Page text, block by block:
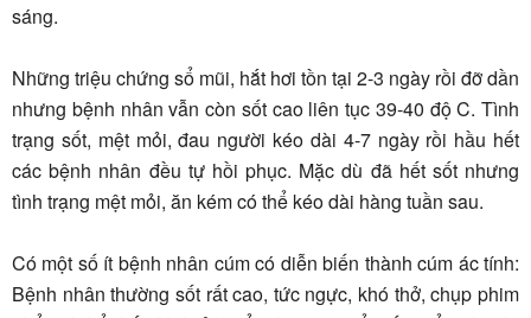
sáng.
Những triệu chứng sổ mũi, hắt hơi tồn tại 2-3 ngày rồi đỡ dần
nhưng bệnh nhân vẫn còn sốt cao liên tục 39-40 độ C. Tình
trạng sốt, mệt mỏi, đau người kéo dài 4-7 ngày rồi hầu hết
các bệnh nhân đều tự hồi phục. Mặc dù đã hết sốt nhưng
tình trạng mệt mỏi, ăn kém có thể kéo dài hàng tuần sau.
Có một số ít bệnh nhân cúm có diễn biến thành cúm ác tính:
Bệnh nhân thường sốt rất cao, tức ngực, khó thở, chụp phim